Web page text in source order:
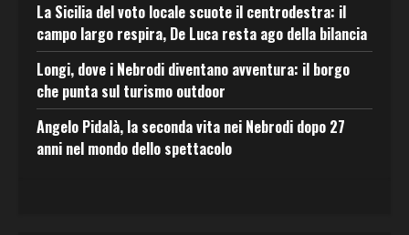
La Sicilia del voto locale scuote il centrodestra: il
campo largo respira, De Luca resta ago della bilancia
Longi, dove i Nebrodi diventano avventura: il borgo
che punta sul turismo outdoor
Angelo Pidalà, la seconda vita nei Nebrodi dopo 27
anni nel mondo dello spettacolo